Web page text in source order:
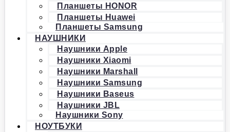
Планшеты HONOR
Планшеты Huawei
Планшеты Samsung
НАУШНИКИ
Наушники Apple
Наушники Xiaomi
Наушники Marshall
Наушники Samsung
Наушники Baseus
Наушники JBL
Наушники Sony
НОУТБУКИ